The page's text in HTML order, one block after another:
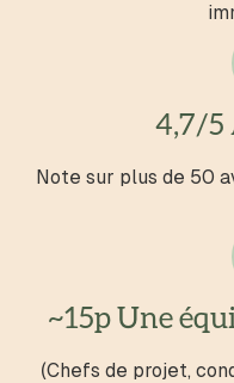
4,7/5
Note sur plus de 50
~15p Une
(Chefs de projet,